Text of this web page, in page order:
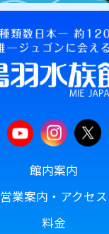
館内案内
営業案内・アクセス
料金